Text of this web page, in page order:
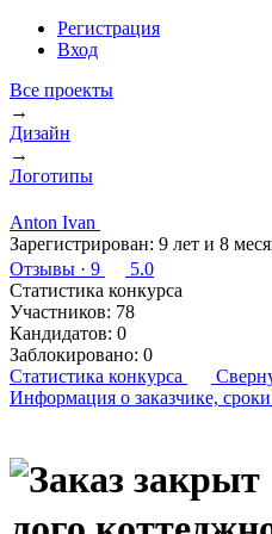
Регистрация
Вход
Все проекты
→
Дизайн
→
Логотипы
Anton Ivan
Зарегистрирован: 9 лет и 8
Отзывы · 9
5.0
Статистика конкурса
Участников: 78
Кандидатов: 0
Заблокировано: 0
Статистика конкурса
Информация о заказчике,